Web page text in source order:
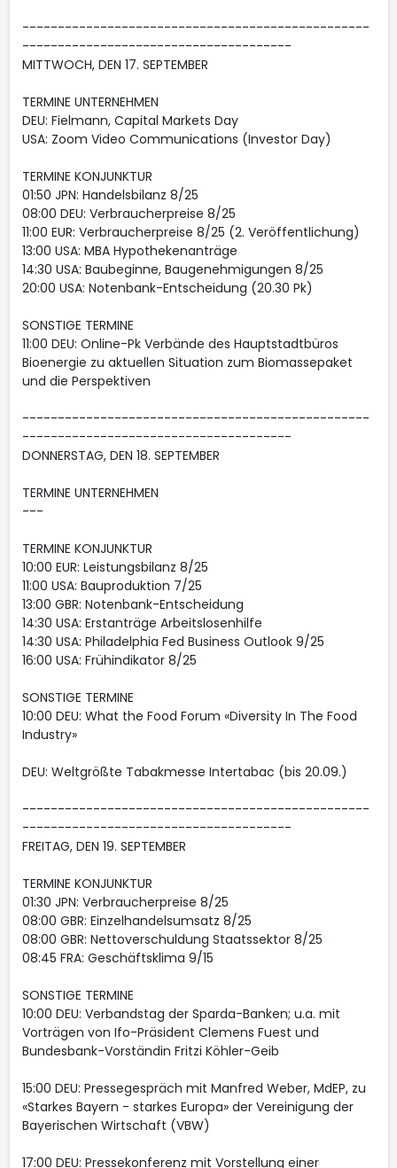
-------------------------------------------------
--------------------------------------
MITTWOCH, DEN 17. SEPTEMBER
TERMINE UNTERNEHMEN
DEU: Fielmann, Capital Markets Day
USA: Zoom Video Communications (Investor Day)
TERMINE KONJUNKTUR
01:50 JPN: Handelsbilanz 8/25
08:00 DEU: Verbraucherpreise 8/25
11:00 EUR: Verbraucherpreise 8/25 (2. Veröffentlichung)
13:00 USA: MBA Hypothekenanträge
14:30 USA: Baubeginne, Baugenehmigungen 8/25
20:00 USA: Notenbank-Entscheidung (20.30 Pk)
SONSTIGE TERMINE
11:00 DEU: Online-Pk Verbände des Hauptstadtbüros
Bioenergie zu aktuellen Situation zum Biomassepaket
und die Perspektiven
-------------------------------------------------
--------------------------------------
DONNERSTAG, DEN 18. SEPTEMBER
TERMINE UNTERNEHMEN
---
TERMINE KONJUNKTUR
10:00 EUR: Leistungsbilanz 8/25
11:00 USA: Bauproduktion 7/25
13:00 GBR: Notenbank-Entscheidung
14:30 USA: Erstanträge Arbeitslosenhilfe
14:30 USA: Philadelphia Fed Business Outlook 9/25
16:00 USA: Frühindikator 8/25
SONSTIGE TERMINE
10:00 DEU: What the Food Forum «Diversity In The Food
Industry»
DEU: Weltgrößte Tabakmesse Intertabac (bis 20.09.)
-------------------------------------------------
--------------------------------------
FREITAG, DEN 19. SEPTEMBER
TERMINE KONJUNKTUR
01:30 JPN: Verbraucherpreise 8/25
08:00 GBR: Einzelhandelsumsatz 8/25
08:00 GBR: Nettoverschuldung Staatssektor 8/25
08:45 FRA: Geschäftsklima 9/15
SONSTIGE TERMINE
10:00 DEU: Verbandstag der Sparda-Banken; u.a. mit
Vorträgen von Ifo-Präsident Clemens Fuest und
Bundesbank-Vorständin Fritzi Köhler-Geib
15:00 DEU: Pressegespräch mit Manfred Weber, MdEP, zu
«Starkes Bayern - starkes Europa» der Vereinigung der
Bayerischen Wirtschaft (VBW)
17:00 DEU: Pressekonferenz mit Vorstellung einer